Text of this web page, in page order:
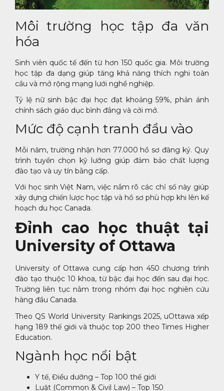
Môi trường học tập đa văn
hóa
Sinh viên quốc tế đến từ hơn 150 quốc gia. Môi trường
học tập đa dạng giúp tăng khả năng thích nghi toàn
cầu và mở rộng mạng lưới nghề nghiệp.
Tỷ lệ nữ sinh bậc đại học đạt khoảng 59%, phản ánh
chính sách giáo dục bình đẳng và cởi mở.
Mức độ cạnh tranh đầu vào
Mỗi năm, trường nhận hơn 77.000 hồ sơ đăng ký. Quy
trình tuyển chọn kỹ lưỡng giúp đảm bảo chất lượng
đào tạo và uy tín bằng cấp.
Với học sinh Việt Nam, việc nắm rõ các chỉ số này giúp
xây dựng chiến lược học tập và hồ sơ phù hợp khi lên kế
hoạch du học Canada.
Đỉnh cao học thuật tại
University of Ottawa
University of Ottawa cung cấp hơn 450 chương trình
đào tạo thuộc 10 khoa, từ bậc đại học đến sau đại học.
Trường liên tục nằm trong nhóm đại học nghiên cứu
hàng đầu Canada.
Theo QS World University Rankings 2025, uOttawa xếp
hạng 189 thế giới và thuộc top 200 theo Times Higher
Education.
Ngành học nổi bật
Y tế, Điều dưỡng – Top 100 thế giới
Luật (Common & Civil Law) – Top 150